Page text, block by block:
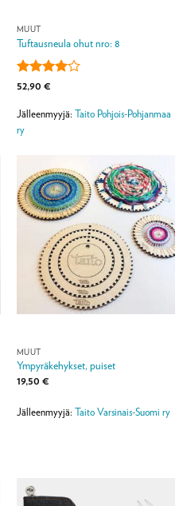
MUUT
Tuftausneula ohut nro: 8
Arvostelu
4/ 5
52,90 €
Jälleenmyyjä: Taito Pohjois-Pohjanmaa
ry
MUUT
Ympyräkehykset, puiset
19,50 €
Jälleenmyyjä: Taito Varsinais-Suomi ry